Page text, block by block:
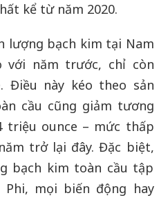
kể từ năm 2020.
lượng bạch kim tại Nam
với năm trước, chỉ còn
Điều này kéo theo sản
cầu cũng giảm tương
triệu ounce – mức thấp
trở lại đây. Đặc biệt,
bạch kim toàn cầu tập
mọi biến động hay